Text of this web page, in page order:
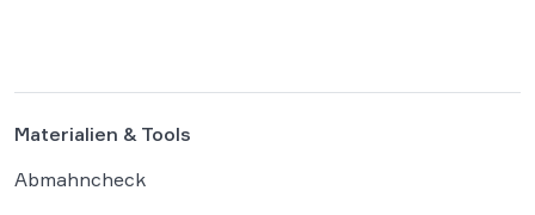
wahrgenommen. Der Online-Handel sieht
sich mit einer […]
Materialien & Tools
Abmahncheck